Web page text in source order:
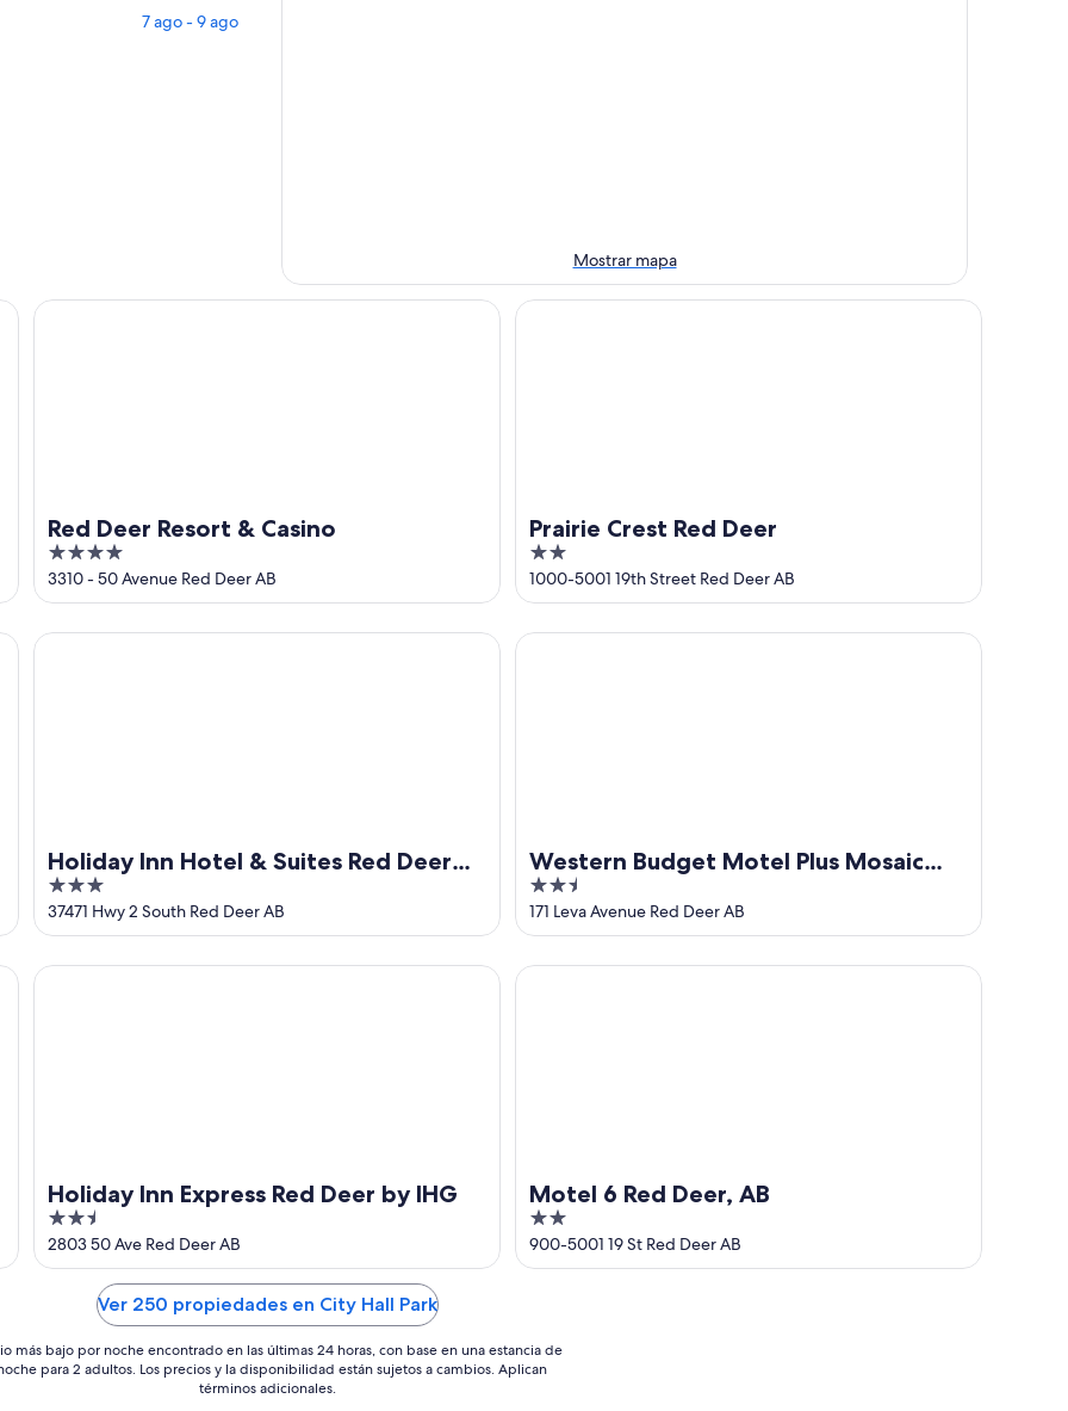
7 ago - 9 ago
Mostrar mapa
Red Deer Resort & Casino
4
out
of
5
3310 - 50 Avenue Red Deer AB
Red Deer Resort & Casino
Prairie Crest Red Deer
2
out
of
5
1000-5001 19th Street Red Deer AB
Prairie Crest Red Deer
Holiday Inn Hotel & Suites Red Deer
South by IHG
3
out
of
5
37471 Hwy 2 South Red Deer AB
Holiday Inn Hotel & Suites Red Deer South by IHG
Western Budget Motel Plus Mosaic
Suites
2.5
out
of
5
171 Leva Avenue Red Deer AB
Western Budget Motel Plus Mosaic Suites
Holiday Inn Express Red Deer by IHG
2.5
out
of
2803 50 Ave Red Deer AB
Holiday Inn Express Red Deer by IHG
Motel 6 Red Deer, AB
2
out
of
900-5001 19 St Red Deer AB
Motel 6 Red Deer, AB
Ver 250 propiedades en City Hall Park
más bajo por noche encontrado en las últimas 24 horas, con base en una estancia de
para 2 adultos. Los precios y la disponibilidad están sujetos a cambios. Aplican
términos adicionales.